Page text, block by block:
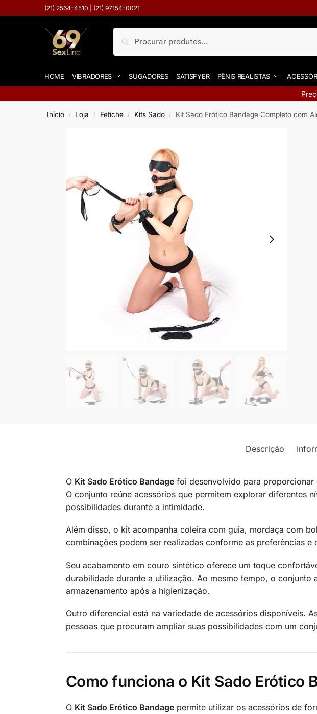
(21) 2564-4510 | (21) 97154-0021
Pesquisar
HOME VIBRADORES SUGADORES SATISFYER PÊNIS REALISTAS
Início / Loja / Fetiche / Kits Sado / Kit Sado Erótico Bandage Completo com
Descrição
O Kit Sado Erótico Bandagefoi desenvolvido para proporcionar
O conjunto reúne acessórios que permitem explorar diferentes
possibilidades durante a intimidade.
Além disso, o kit acompanha coleira com guia, mordaça com
combinações podem ser realizadas conforme as preferências
Seu acabamento em couro sintético oferece um toque
durabilidade durante a utilização. Ao mesmo tempo, o
armazenamento após a higienização.
Outro diferencial está na variedade de acessórios disponíveis.
pessoas que procuram ampliar suas possibilidades com um
Como funciona o Kit Sado Erótico
O Kit Sado Erótico Bandagepermite utilizar os acessórios de